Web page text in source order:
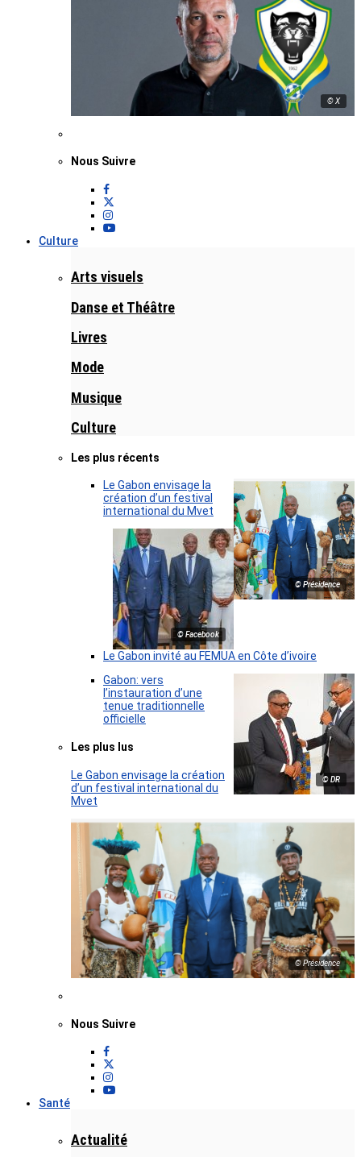
© X
Nous Suivre
Culture
Arts visuels
Danse et Théâtre
Livres
Mode
Musique
Culture
Les plus récents
© Présidence
Le Gabon envisage la
création d’un festival
international du Mvet
© Facebook
Le Gabon invité au FEMUA en Côte d’ivoire
© DR
Gabon: vers
l’instauration d’une
tenue traditionnelle
officielle
Les plus lus
Le Gabon envisage la création
d’un festival international du
Mvet
© Présidence
Nous Suivre
Santé
Actualité